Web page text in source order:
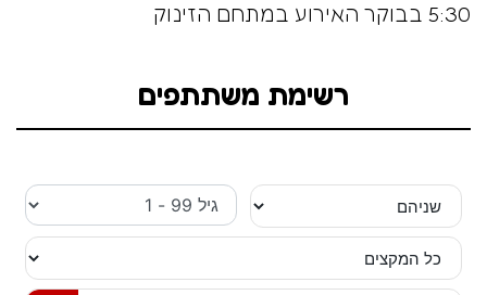
5:30 בבוקר האירוע במתחם הזינוק
רשימת משתתפים